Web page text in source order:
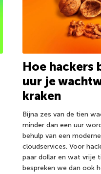
Hoe hackers
uur je
kraken
Bijna zes van de tien
minder dan een uur
behulp van een
cloudservices. Voor
paar dollar en wat vrije
bespreken we dan ook